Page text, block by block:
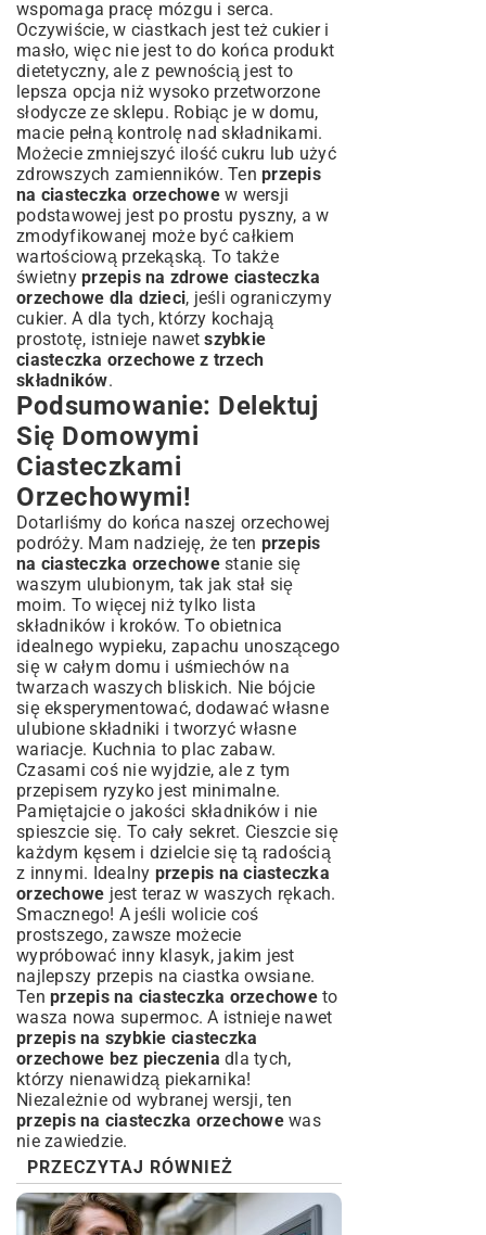
wspomaga pracę mózgu i serca.
Oczywiście, w ciastkach jest też cukier i
masło, więc nie jest to do końca produkt
dietetyczny, ale z pewnością jest to
lepsza opcja niż wysoko przetworzone
słodycze ze sklepu. Robiąc je w domu,
macie pełną kontrolę nad składnikami.
Możecie zmniejszyć ilość cukru lub użyć
zdrowszych zamienników. Ten przepis
na ciasteczka orzechowew wersji
podstawowej jest po prostu pyszny, a w
zmodyfikowanej może być całkiem
wartościową przekąską. To także
świetny przepis na zdrowe ciasteczka
orzechowe dla dzieci, jeśli ograniczymy
cukier. A dla tych, którzy kochają
prostotę, istnieje nawetszybkie
ciasteczka orzechowe z trzech
składników.
Podsumowanie: Delektuj
Się Domowymi
Ciasteczkami
Orzechowymi!
Dotarliśmy do końca naszej orzechowej
podróży. Mam nadzieję, że ten przepis
na ciasteczka orzechowestanie się
waszym ulubionym, tak jak stał się
moim. To więcej niż tylko lista
składników i kroków. To obietnica
idealnego wypieku, zapachu unoszącego
się w całym domu i uśmiechów na
twarzach waszych bliskich. Nie bójcie
się eksperymentować, dodawać własne
ulubione składniki i tworzyć własne
wariacje. Kuchnia to plac zabaw.
Czasami coś nie wyjdzie, ale z tym
przepisem ryzyko jest minimalne.
Pamiętajcie o jakości składników i nie
spieszcie się. To cały sekret. Cieszcie się
każdym kęsem i dzielcie się tą radością
z innymi. Idealny przepis na ciasteczka
orzechowe jest teraz w waszych rękach.
Smacznego! A jeśli wolicie coś
prostszego, zawsze możecie
wypróbować inny klasyk, jakim jest
najlepszy przepis na ciastka owsiane.
Ten przepis na ciasteczka orzechoweto
wasza nowa supermoc. A istnieje nawet
przepis na szybkie ciasteczka
orzechowe bez pieczenia dla tych,
którzy nienawidzą piekarnika!
Niezależnie od wybranej wersji, ten
przepis na ciasteczka orzechowewas
nie zawiedzie.
PRZECZYTAJ RÓWNIEŻ